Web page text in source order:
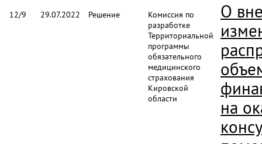
12/9 29.07.2022 Решение
Комиссия по
разработке
Территориальной
программы
обязательного
медицинского
страхования
Кировской
области
О
на